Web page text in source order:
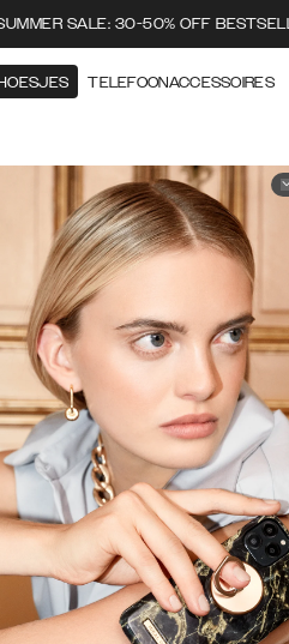
SALE: 30-50% OFF
TELEFOONACCESSOIRES